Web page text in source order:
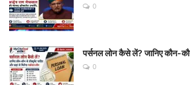
0
पर्सनल लोन कैसे लें? जानिए कौन-
0